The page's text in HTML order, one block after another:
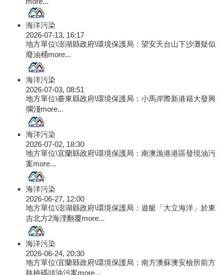
海洋污染
2026-07-13, 16:17
地方單位\澎湖縣政府\環境保護局：望安天台山下沙灘疑似
廢油桶more...
海洋污染
2026-07-03, 08:51
地方單位\臺東縣政府\環境保護局：小馬岸際新港籍大發興
擱淺more...
海洋污染
2026-07-02, 18:30
地方單位\宜蘭縣政府\環境保護局：南澳漁港港區發現油污
案more...
海洋污染
2026-06-27, 12:00
地方單位\澎湖縣政府\環境保護局：遊艇「大立海洋」於東
吉北方2海浬翻覆more...
海洋污染
2026-06-24, 20:30
地方單位\宜蘭縣政府\環境保護局：南方澳蘇澳安檢所前方
執檢碼頭油污案more...